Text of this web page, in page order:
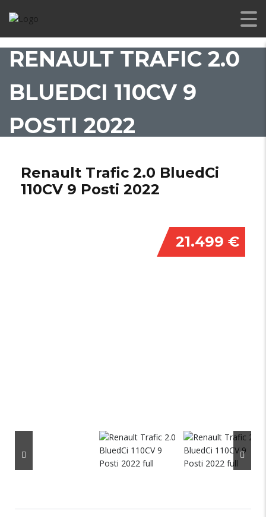
RENAULT TRAFIC 2.0
BLUEDCI 110CV 9
POSTI 2022
Renault Trafic 2.0 BluedCi
110CV 9 Posti 2022
21.499 €